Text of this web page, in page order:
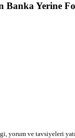
Banka Yerine
yorum ve tavsiyeleri